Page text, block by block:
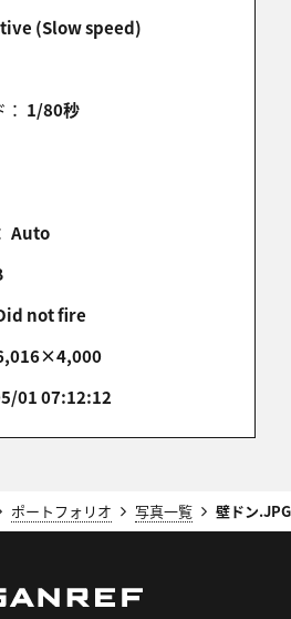
(Slow speed)
1/80秒
Auto
not fire
01 07:12:12
ポートフォリオ 写真一覧 壁ドン.JPG